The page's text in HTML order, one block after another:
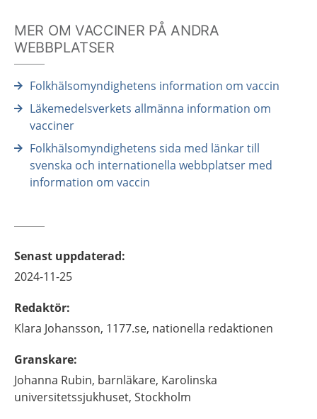
MER OM VACCINER PÅ ANDRA
WEBBPLATSER
Folkhälsomyndighetens information om vaccin
Läkemedelsverkets allmänna information om
vacciner
Folkhälsomyndighetens sida med länkar till
svenska och internationella webbplatser med
information om vaccin
Senast uppdaterad:
2024-11-25
Redaktör:
Klara Johansson, 1177.se, nationella redaktionen
Granskare:
Johanna Rubin, barnläkare, Karolinska
universitetssjukhuset, Stockholm